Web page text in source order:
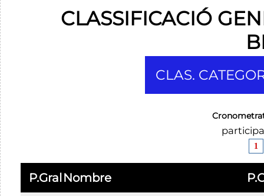
CLASSIFICACIÓ
CLAS.
1
P.Gral Nombre